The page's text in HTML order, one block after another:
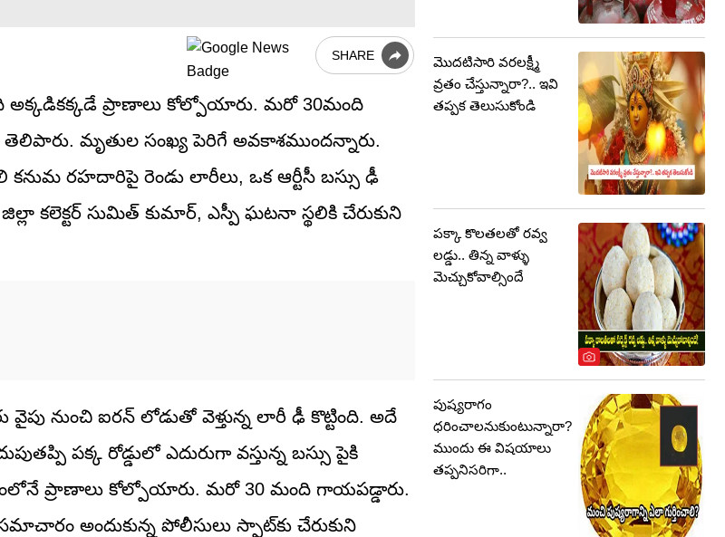
SHARE
అక్కడికక్కడే ప్రాణాలు కోల్పోయారు. మరో 30మంది
మృతుల సంఖ్య పెరిగే అవకాశముందన్నారు.
రహదారిపై రెండు లారీలు, ఒక ఆర్టీసీ బస్సు ఢీ
కలెక్టర్‌ సుమిత్‌ కుమార్‌, ఎస్పీ ఘటనా స్థలికి చేరుకుని
వైపు నుంచి ఐరన్‌ లోడుతో వెళ్తున్న లారీ ఢీ కొట్టింది. అదే
పక్క రోడ్డులో ఎదురుగా వస్తున్న బస్సు పైకి
ప్రాణాలు కోల్పోయారు. మరో 30 మంది గాయపడ్డారు.
అందుకున్న పోలీసులు స్పాట్‌కు చేరుకుని
మొదటిసారి వరలక్ష్మీ
వ్రతం చేస్తున్నారా?.. ఇవి
తప్పక తెలుసుకోండి
పక్కా కొలతలతో రవ్వ
లడ్డు.. తిన్న వాళ్ళు
మెచ్చుకోవాల్సిందే
పుష్యరాగం
ధరించాలనుకుంటున్నారా?
ముందు ఈ విషయాలు
తప్పనిసరిగా..